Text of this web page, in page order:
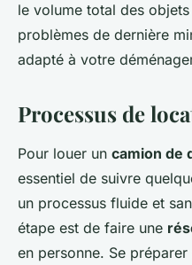
le volume total des
problèmes de dernière
adapté à votre
Processus de
Pour louer un camion de
essentiel de suivre
un processus fluide et
étape est de faire une
en personne. Se